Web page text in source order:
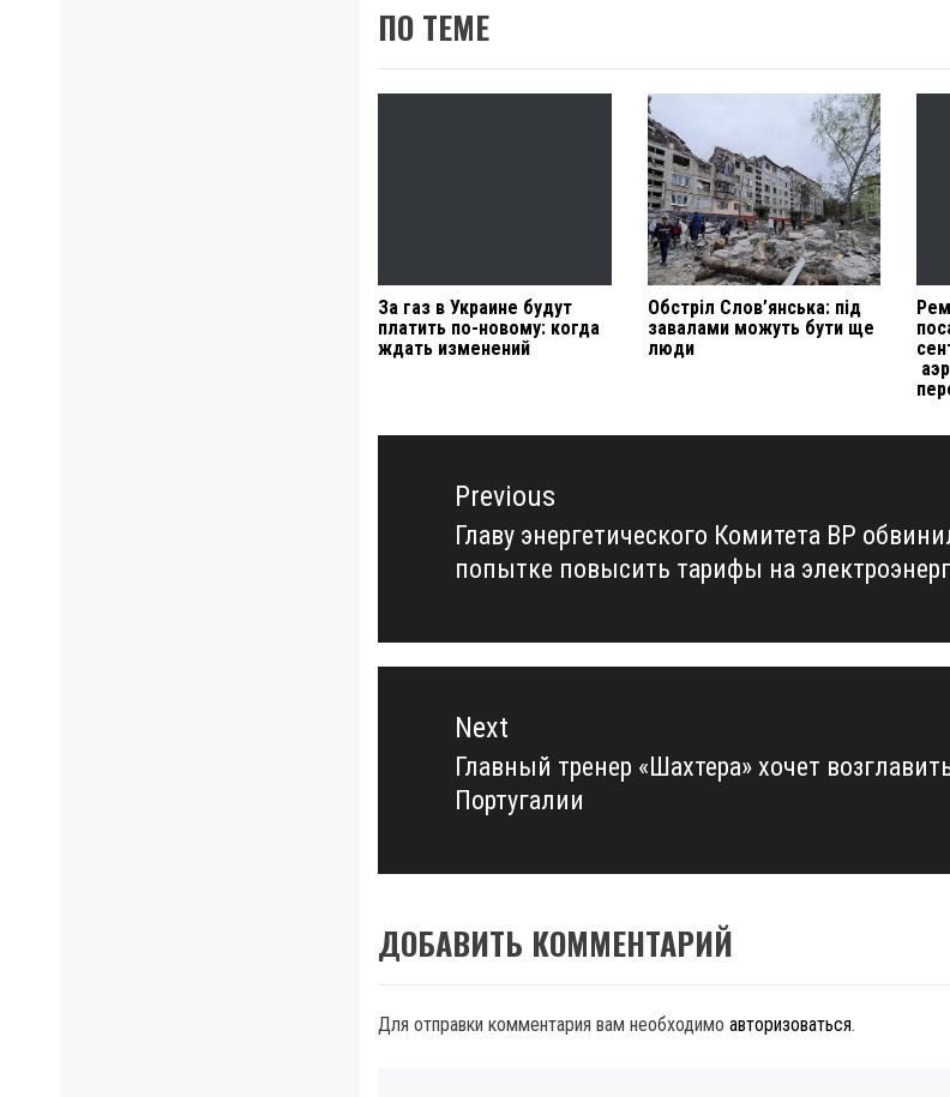
ПО ТЕМЕ
За газ в Украине будут
платить по-новому: когда
ждать изменений
Обстріл Слов’янська: під
завалами можуть бути ще
люди
Навигация
записямPrevious
Previous
post:
Главу энергетического Комитета ВР
попытке повысить тарифы на
Next
Next
post:
Главный тренер «Шахтера» хочет
Португалии
ДОБАВИТЬ КОММЕНТАРИЙ
Для отправки комментария вам необходимо авторизоваться.